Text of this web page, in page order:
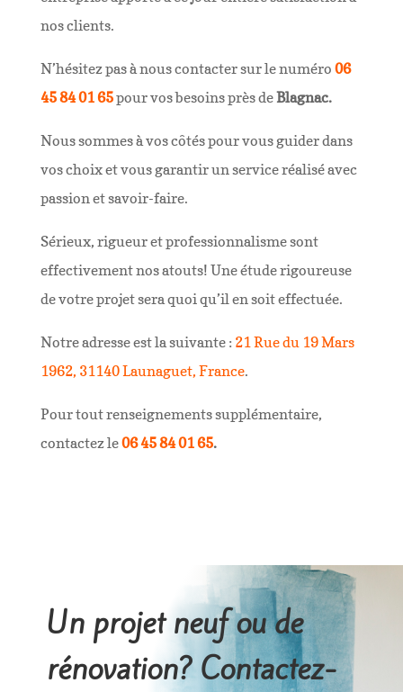
nos clients.
N’hésitez pas à nous contacter sur le numéro 06
45 84 01 65pour vos besoins près deBlagnac.
Nous sommes à vos côtés pour vous guider dans
vos choix et vous garantir un service réalisé avec
passion et savoir-faire.
Sérieux, rigueur et professionnalisme sont
effectivement nos atouts! Une étude rigoureuse
de votre projet sera quoi qu’il en soit effectuée.
Notre adresse est la suivante : 21 Rue du 19 Mars
1962, 31140 Launaguet, France.
Pour tout renseignements supplémentaire,
contactez le06 45 84 01 65.
Un projet neuf ou de
rénovation? Contactez-